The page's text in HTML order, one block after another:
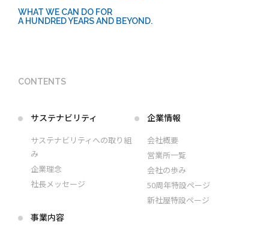
WHAT WE CAN DO FOR
A HUNDRED YEARS AND BEYOND.
CONTENTS
サステナビリティ
サステナビリティへの取り組
み
企業理念
社長メッセージ
企業情報
会社概要
営業所一覧
会社の歩み
50周年特設ページ
新社屋特設ページ
事業内容